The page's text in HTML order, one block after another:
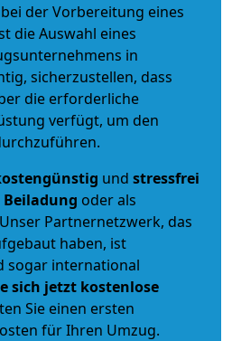
der Vorbereitung eines
die Auswahl eines
in
sicherzustellen, dass
die erforderliche
verfügt, um den
und stressfrei
Beiladung oder als
Partnernetzwerk, das
haben, ist
sogar international
sich jetzt kostenlose
Sie einen ersten
für Ihren Umzug.